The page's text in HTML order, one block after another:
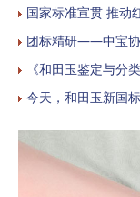
国家标准宣贯 推动
团标精研——中宝协
《和田玉鉴定与分
今天，和田玉新国